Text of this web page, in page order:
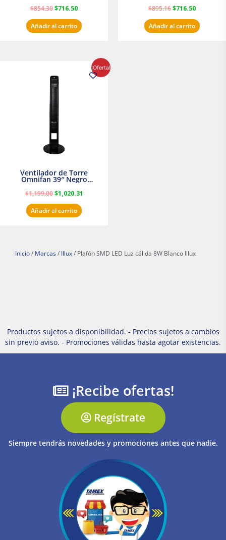
$854.30$716.50
Añadir al carrito
$895.16$716.50
Añadir al carrito
¡Oferta!
Ventilador de Torre
Omnifan 39″ Negro
$1,199.00
original
era:
$1,020.31
precio
actual
Añadir al carrito
Inicio / Marcas / Illux / Plafón SMD LED Luz cálida 8W Blanco Illux
Productos sujetos a disponibilidad. - Precios sujetos a cambios
sin previo aviso. - Promociones válidas hasta agotar existencias.
¡Recibe ofertas!
Regístrate
Siempre tendrás novedades y promociones antes que nadie.